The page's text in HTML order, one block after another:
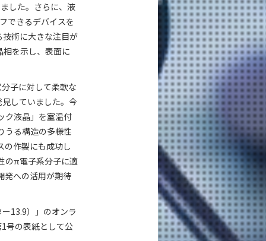
した。さらに、液
できるデバイスを
術に大きな注目が
を示し、表面に
子に対して柔軟な
していました。今
ク液晶」を室温付
うる構造の多様性
の作製にも成功し
のπ電子系分子に適
発への活用が期待
13.9）」のオンラ
号の表紙として公